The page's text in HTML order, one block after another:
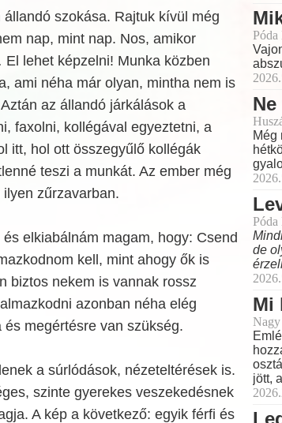
szokása. Rajtuk kívül még
nap, mint nap. Nos, amikor
lehet képzelni! Munka közben
ami néha már olyan, mintha nem is
az állandó járkálások a
faxolni, kollégával egyeztetni, a
itt, hol ott összegyűlő kollégák
teszi a munkát. Az ember még
zűrzavarban.
elkiabálnám magam, hogy: Csend
kell, mint ahogy ők is
biztos nekem is vannak rossz
azonban néha elég
megértésre van szükség.
a súrlódások, nézeteltérések is.
szinte gyerekes veszekedésnek
A kép a következő: egyik férfi és
Póda
Még
Póda
de
Mi
jött,